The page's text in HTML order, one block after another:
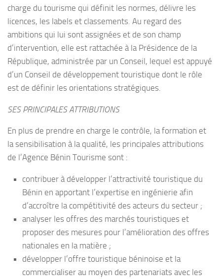
charge du tourisme qui définit les normes, délivre les
licences, les labels et classements. Au regard des
ambitions qui lui sont assignées et de son champ
d’intervention, elle est rattachée à la Présidence de la
République, administrée par un Conseil, lequel est appuyé
d’un Conseil de développement touristique dont le rôle
est de définir les orientations stratégiques.
SES PRINCIPALES ATTRIBUTIONS
En plus de prendre en charge le contrôle, la formation et
la sensibilisation à la qualité, les principales attributions
de l’Agence Bénin Tourisme sont :
contribuer à développer l’attractivité touristique du
Bénin en apportant l’expertise en ingénierie afin
d’accroître la compétitivité des acteurs du secteur ;
analyser les offres des marchés touristiques et
proposer des mesures pour l’amélioration des offres
nationales en la matière ;
développer l’offre touristique béninoise et la
commercialiser au moyen des partenariats avec les